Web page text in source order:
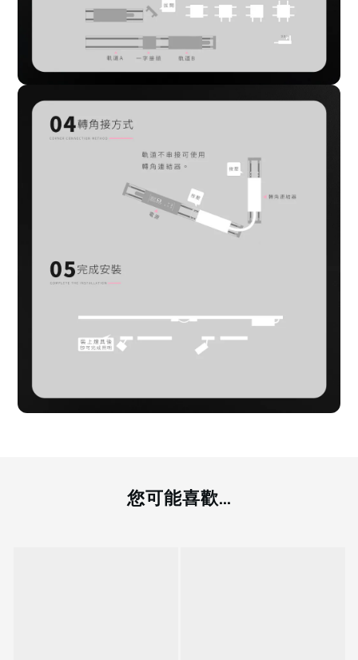
您可能喜歡...